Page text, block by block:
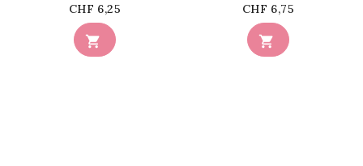

Prix
CHF 6,25

Prix
CHF 6,75